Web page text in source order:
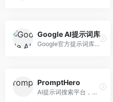
Google AI提示词库
Google官方提示词库，专注于Gemini模型优化。面向开发者，提供官方提示词指南、最佳实践、示例代码等资源，权威性强。
PromptHero
AI提示词搜索平台，整合多种AI工具提示词资源。面向AI创作者，提供提示词搜索、模板库、社区分享等服务，提示词资源丰富。